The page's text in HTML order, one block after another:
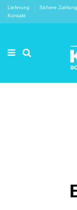
Lieferung Sichere Zahlung
Kontakt